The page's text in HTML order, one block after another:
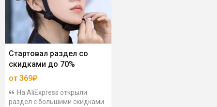
Cтартовал раздел со
скидками до 70%
от 369₽
На AliExpress открыли
раздел с большими скидками